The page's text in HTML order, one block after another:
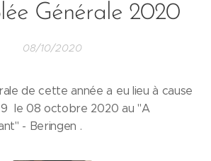
Générale 2020
08/10/2020
de cette année a eu lieu à cause
le 08 octobre 2020 au "A
- Beringen .